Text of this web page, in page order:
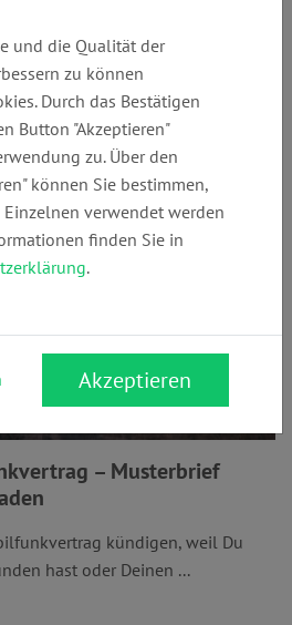
– Musterbrief
kündigen, weil Du
hast oder Deinen ...
und die Qualität der
zu können
Durch das Bestätigen
Button "Akzeptieren"
zu. Über den
können Sie bestimmen,
verwendet werden
finden Sie in
.
Akzeptieren